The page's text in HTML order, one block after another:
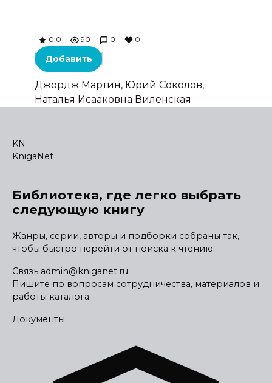
0.0 90 0 0
Добавить
Джордж Мартин, Юрий Соколов,
Наталья Исааковна Виленская
KN
KnigaNet
Библиотека, где легко выбрать
следующую книгу
Жанры, серии, авторы и подборки собраны так,
чтобы быстро перейти от поиска к чтению.
Связь admin@kniganet.ru
Пишите по вопросам сотрудничества, материалов и
работы каталога.
Документы